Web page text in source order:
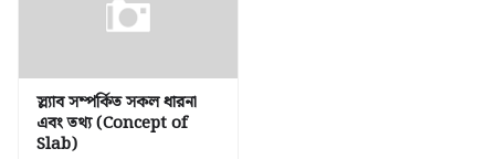
স্ল্যাব সম্পর্কিত সকল ধারনা
এবং তথ্য (Concept of
Slab)